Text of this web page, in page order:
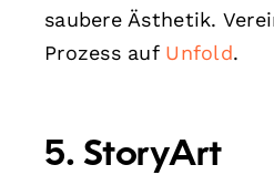
saubere Ästhetik.
Prozess auf Unfold.
5. StoryArt